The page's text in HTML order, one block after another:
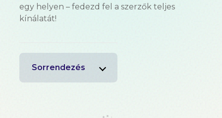
egy helyen – fedezd fel a szerzők teljes
kínálatát!
Sorrendezés